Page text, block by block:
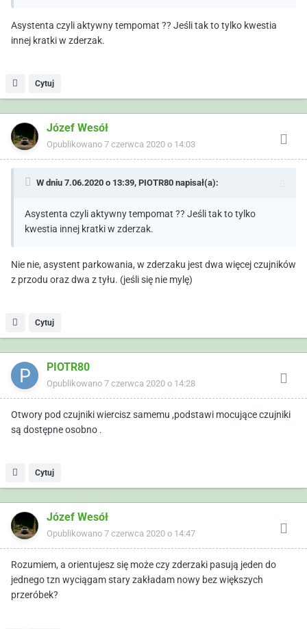
Asystenta czyli aktywny tempomat ?? Jeśli tak to tylko kwestia
innej kratki w zderzak.
Cytuj
Józef Wesół
Opublikowano 7 czerwca 2020 o 14:03
W dniu 7.06.2020 o 13:39, PIOTR80 napisał(a):
Asystenta czyli aktywny tempomat ?? Jeśli tak to tylko
kwestia innej kratki w zderzak.
Nie nie, asystent parkowania, w zderzaku jest dwa więcej czujników
z przodu oraz dwa z tyłu. (jeśli się nie mylę)
Cytuj
PIOTR80
Opublikowano 7 czerwca 2020 o 14:28
Otwory pod czujniki wiercisz samemu ,podstawi mocujące czujniki
są dostępne osobno .
Cytuj
Józef Wesół
Opublikowano 7 czerwca 2020 o 14:47
Rozumiem, a orientujesz się może czy zderzaki pasują jeden do
jednego tzn wyciągam stary zakładam nowy bez większych
przeróbek?